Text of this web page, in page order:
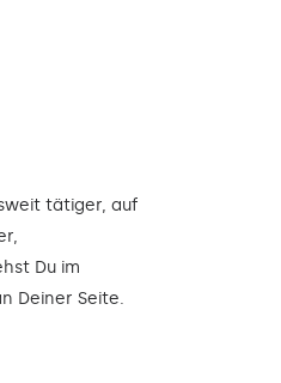
tätiger, auf
Du im
Deiner Seite.